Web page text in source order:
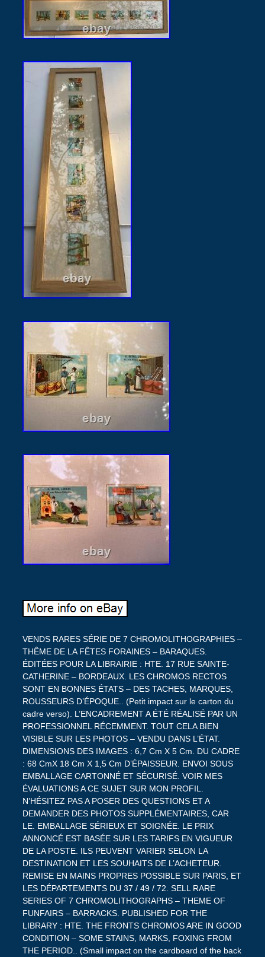
VENDS RARES SÉRIE DE 7 CHROMOLITHOGRAPHIES –
THÊME DE LA FÊTES FORAINES – BARAQUES.
ÉDITÉES POUR LA LIBRAIRIE : HTE. 17 RUE SAINTE-
CATHERINE – BORDEAUX. LES CHROMOS RECTOS
SONT EN BONNES ÉTATS – DES TACHES, MARQUES,
ROUSSEURS D’ÉPOQUE.. (Petit impact sur le carton du
cadre verso). L’ENCADREMENT A ÉTÉ RÉALISÉ PAR UN
PROFESSIONNEL RÉCEMMENT. TOUT CELA BIEN
VISIBLE SUR LES PHOTOS – VENDU DANS L’ÉTAT.
DIMENSIONS DES IMAGES : 6,7 Cm X 5 Cm. DU CADRE
: 68 CmX 18 Cm X 1,5 Cm D’ÉPAISSEUR. ENVOI SOUS
EMBALLAGE CARTONNÉ ET SÉCURISÉ. VOIR MES
ÉVALUATIONS A CE SUJET SUR MON PROFIL.
N’HÉSITEZ PAS A POSER DES QUESTIONS ET A
DEMANDER DES PHOTOS SUPPLÉMENTAIRES, CAR
LE. EMBALLAGE SÉRIEUX ET SOIGNÉE. LE PRIX
ANNONCÉ EST BASÉE SUR LES TARIFS EN VIGUEUR
DE LA POSTE. ILS PEUVENT VARIER SELON LA
DESTINATION ET LES SOUHAITS DE L’ACHETEUR.
REMISE EN MAINS PROPRES POSSIBLE SUR PARIS, ET
LES DÉPARTEMENTS DU 37 / 49 / 72. SELL RARE
SERIES OF 7 CHROMOLITHOGRAPHS – THEME OF
FUNFAIRS – BARRACKS. PUBLISHED FOR THE
LIBRARY : HTE. THE FRONTS CHROMOS ARE IN GOOD
CONDITION – SOME STAINS, MARKS, FOXING FROM
THE PERIOD.. (Small impact on the cardboard of the back